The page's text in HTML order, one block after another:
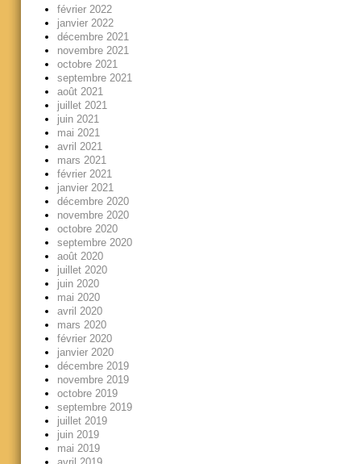
février 2022
janvier 2022
décembre 2021
novembre 2021
octobre 2021
septembre 2021
août 2021
juillet 2021
juin 2021
mai 2021
avril 2021
mars 2021
février 2021
janvier 2021
décembre 2020
novembre 2020
octobre 2020
septembre 2020
août 2020
juillet 2020
juin 2020
mai 2020
avril 2020
mars 2020
février 2020
janvier 2020
décembre 2019
novembre 2019
octobre 2019
septembre 2019
juillet 2019
juin 2019
mai 2019